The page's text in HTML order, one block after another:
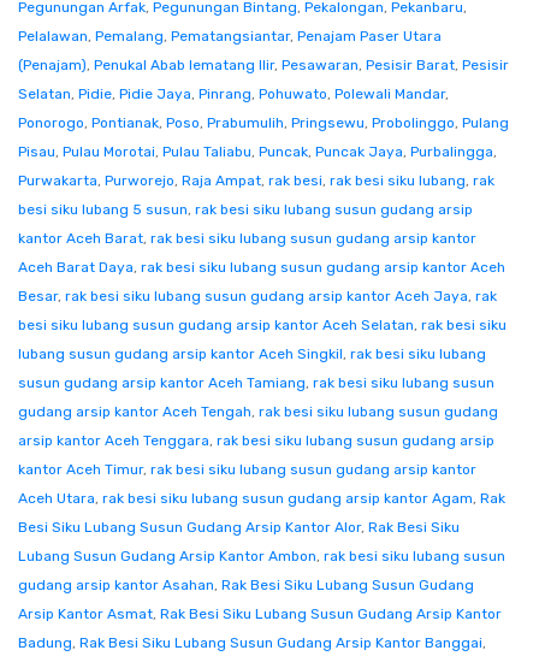
Pegunungan Arfak, Pegunungan Bintang, Pekalongan, Pekanbaru,
Pelalawan, Pemalang, Pematangsiantar, Penajam Paser Utara
(Penajam), Penukal Abab lematang Ilir, Pesawaran, Pesisir Barat, Pesisir
Selatan, Pidie, Pidie Jaya, Pinrang, Pohuwato, Polewali Mandar,
Ponorogo, Pontianak, Poso, Prabumulih, Pringsewu, Probolinggo, Pulang
Pisau, Pulau Morotai, Pulau Taliabu, Puncak, Puncak Jaya, Purbalingga,
Purwakarta, Purworejo, Raja Ampat, rak besi, rak besi siku lubang, rak
besi siku lubang 5 susun, rak besi siku lubang susun gudang arsip
kantor Aceh Barat, rak besi siku lubang susun gudang arsip kantor
Aceh Barat Daya, rak besi siku lubang susun gudang arsip kantor Aceh
Besar, rak besi siku lubang susun gudang arsip kantor Aceh Jaya, rak
besi siku lubang susun gudang arsip kantor Aceh Selatan, rak besi siku
lubang susun gudang arsip kantor Aceh Singkil, rak besi siku lubang
susun gudang arsip kantor Aceh Tamiang, rak besi siku lubang susun
gudang arsip kantor Aceh Tengah, rak besi siku lubang susun gudang
arsip kantor Aceh Tenggara, rak besi siku lubang susun gudang arsip
kantor Aceh Timur, rak besi siku lubang susun gudang arsip kantor
Aceh Utara, rak besi siku lubang susun gudang arsip kantor Agam, Rak
Besi Siku Lubang Susun Gudang Arsip Kantor Alor, Rak Besi Siku
Lubang Susun Gudang Arsip Kantor Ambon, rak besi siku lubang susun
gudang arsip kantor Asahan, Rak Besi Siku Lubang Susun Gudang
Arsip Kantor Asmat, Rak Besi Siku Lubang Susun Gudang Arsip Kantor
Badung, Rak Besi Siku Lubang Susun Gudang Arsip Kantor Banggai,